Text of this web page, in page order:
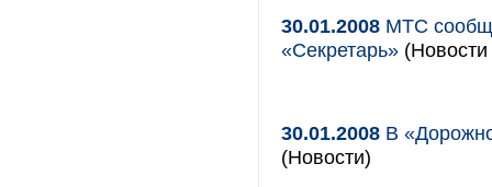
30.01.2008 МТС
«Секретарь» (Новости
30.01.2008 В
(Новости)